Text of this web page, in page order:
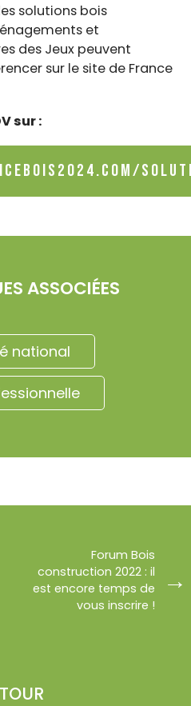
solutions bois
et
des Jeux peuvent
sur le site de France
sur :
ASSOCIÉES
national
Forum Bois
construction 2022 : il
est encore temps de
vous inscrire !